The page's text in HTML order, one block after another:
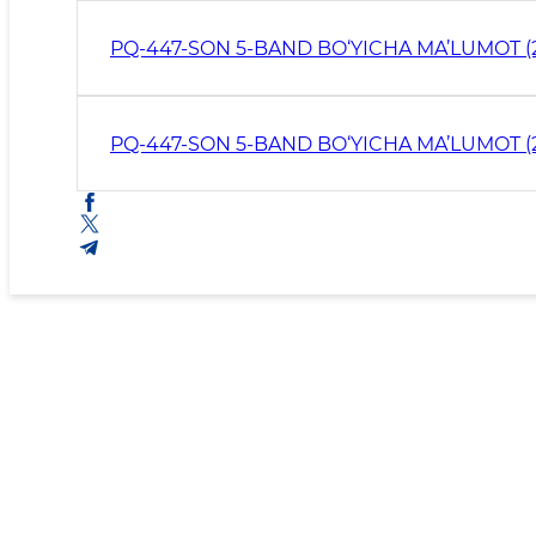
PQ-447-SON 5-BAND BO‘YICHA MA’LUMOT
PQ-447-SON 5-BAND BO‘YICHA MA’LUMOT